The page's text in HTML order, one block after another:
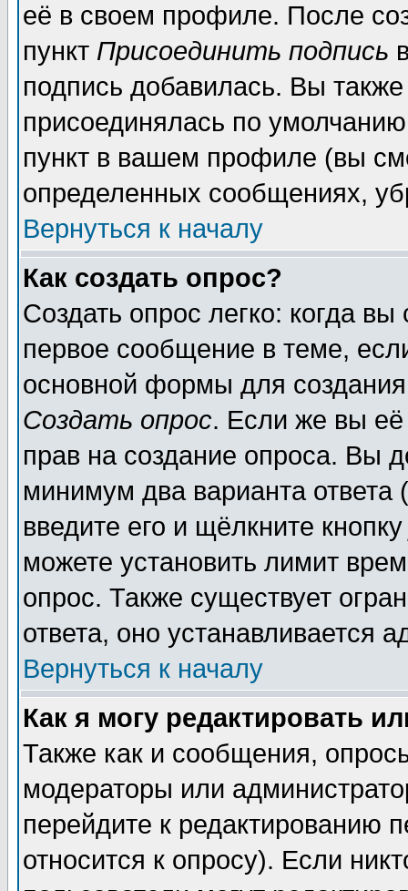
её в своем профиле. После
пункт Присоединить подпись
подпись добавилась. Вы
присоединялась по
пункт в вашем профиле (вы
определенных сообщениях,
Вернуться к началу
Как создать опрос?
Создать опрос легко: когда
первое сообщение в теме,
основной формы для
Создать опрос. Если же вы её
прав на создание опроса. Вы
минимум два варианта ответа
введите его и щёлкните
можете установить лимит
опрос. Также существует
ответа, оно устанавливается
Вернуться к началу
Как я могу редактировать
Также как и сообщения,
модераторы или
перейдите к редактированию
относится к опросу). Если